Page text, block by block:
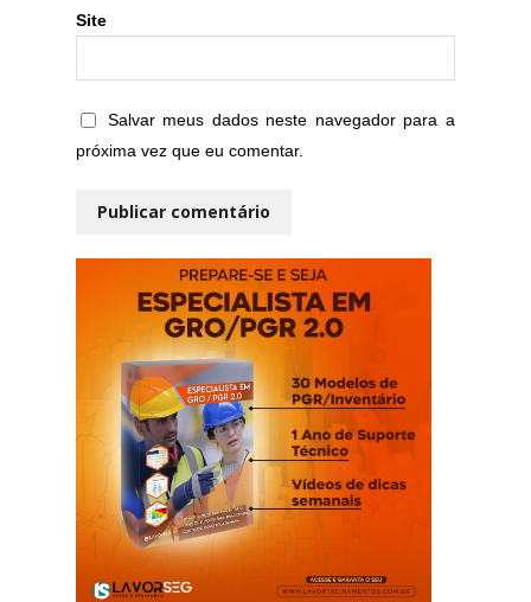
Site
Salvar meus dados neste navegador para a
próxima vez que eu comentar.